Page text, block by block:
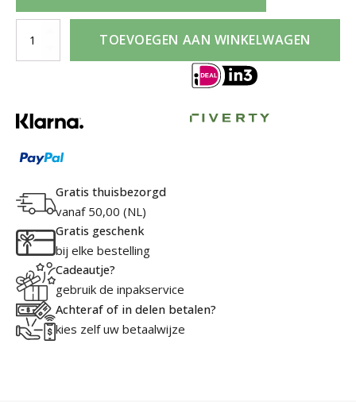
Bourjois
20
Poppy
aantal
TOEVOEGEN AAN WINKELWAGEN
Gratis thuisbezorgd
vanaf 50,00 (NL)
Gratis geschenk
bij elke bestelling
Cadeautje?
gebruik de inpakservice
Achteraf of in delen betalen?
kies zelf uw betaalwijze